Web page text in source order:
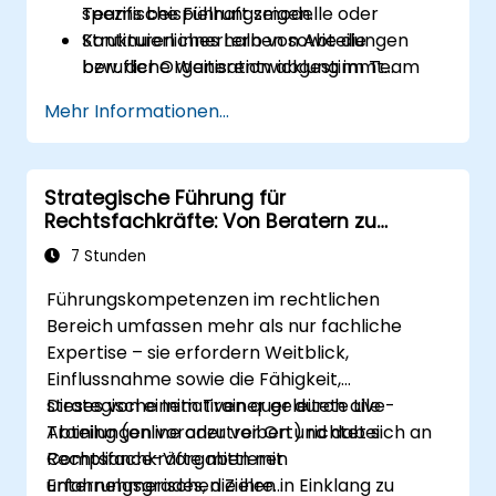
Teams beispielhaft zeigen.
Kontinuierliches Lernen sowie die
berufliche Weiterentwicklung im Team
spezifische Führungsmodelle oder
Strukturen innerhalb von Abteilungen
bzw. der Organisation abgestimmt
Mehr Informationen...
Strategische Führung für
Rechtsfachkräfte: Von Beratern zu
Geschäftspartnern
7 Stunden
Führungskompetenzen im rechtlichen
Bereich umfassen mehr als nur fachliche
Expertise – sie erfordern Weitblick,
Einflussnahme sowie die Fähigkeit,
strategische Initiativen quer durch alle
Abteilungen voranzutreiben und dabei
Compliance-Vorgaben mit
unternehmerischen Zielen in Einklang zu
Dieses von einem Trainer geleitete Live-
Training (online oder vor Ort) richtet sich an
Rechtsfachkräfte mittleren
Erfahrungsgrades, die ihre